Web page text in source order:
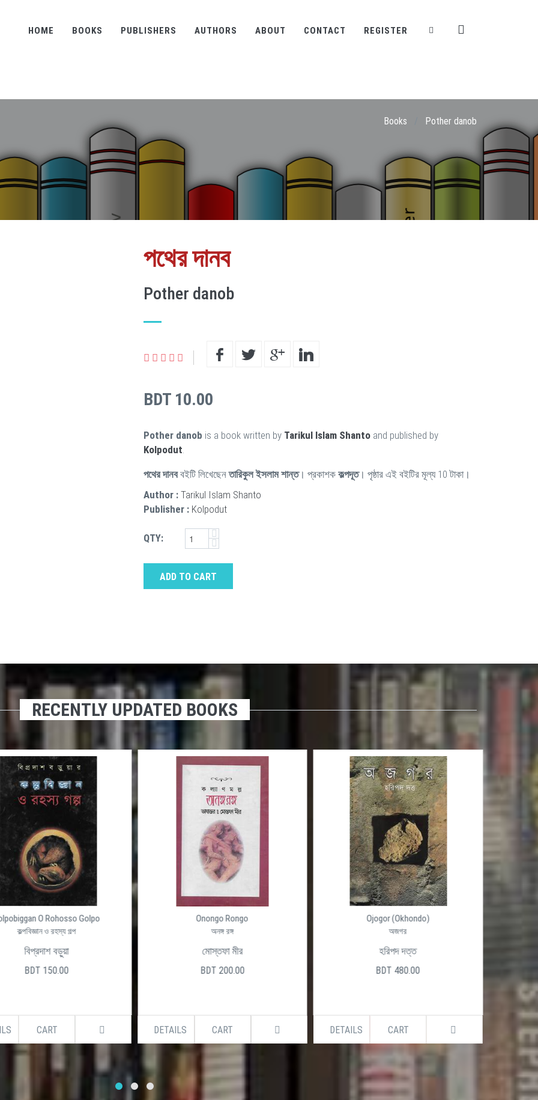
HOME BOOKS PUBLISHERS AUTHORS ABOUT CONTACT REGISTER
Books Pother danob
পথের দানব
Pother danob
BDT 10.00
Pother danob is a book written by Tarikul Islam Shanto and published by
Kolpodut.
পথের দানববইটি লিখেছেনতারিকুল ইসলাম শান্ত। প্রকাশক কল্পদূত। পৃষ্ঠার এই বইটির মূল্য 10 টাকা।
Author : Tarikul Islam Shanto
Publisher : Kolpodut
QTY:
ADD TO CART
RECENTLY UPDATED BOOKS
O Rohosso Golpo
কল্পবিজ্ঞান ও রহস্য গল্প
বিপ্রদাশ বড়ুয়া
BDT 150.00
CART
Onongo Rongo
অনঙ্গ রঙ্গ
মোস্তফা মীর
BDT 200.00
DETAILS CART
Ojogor (Okhondo)
অজগর
হরিপদ দত্ত
BDT 480.00
DETAILS CART DETAILS